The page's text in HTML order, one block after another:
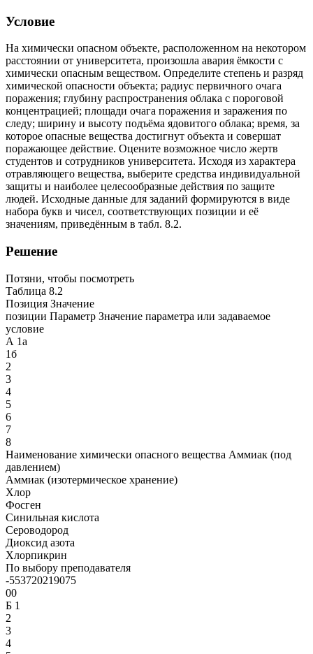
Условие
На химически опасном объекте, расположенном на некотором
расстоянии от университета, произошла авария ёмкости с
химически опасным веществом. Определите степень и разряд
химической опасности объекта; радиус первичного очага
поражения; глубину распространения облака с пороговой
концентрацией; площади очага поражения и заражения по
следу; ширину и высоту подъёма ядовитого облака; время, за
которое опасные вещества достигнут объекта и совершат
поражающее действие. Оцените возможное число жертв
студентов и сотрудников университета. Исходя из характера
отравляющего вещества, выберите средства индивидуальной
защиты и наиболее целесообразные действия по защите
людей. Исходные данные для заданий формируются в виде
набора букв и чисел, соответствующих позиции и её
значениям, приведённым в табл. 8.2.
Решение
Потяни, чтобы посмотреть
Таблица 8.2
Позиция Значение
позиции Параметр Значение параметра или задаваемое
условие
А 1а
1б
2
3
4
5
6
7
8
Наименование химически опасного вещества Аммиак (под
давлением)
Аммиак (изотермическое хранение)
Хлор
Фосген
Синильная кислота
Сероводород
Диоксид азота
Хлорпикрин
По выбору преподавателя
-553720219075
00
Б 1
2
3
4